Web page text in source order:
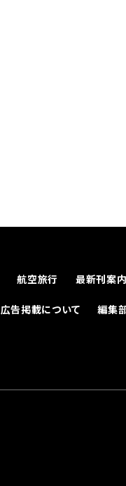
航空旅行 最新刊案内
広告掲載について 編集